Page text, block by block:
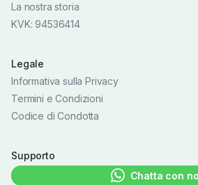
La nostra storia
KVK: 94536414
Legale
Informativa sulla Privacy
Termini e Condizioni
Codice di Condotta
Supporto
Chatta con